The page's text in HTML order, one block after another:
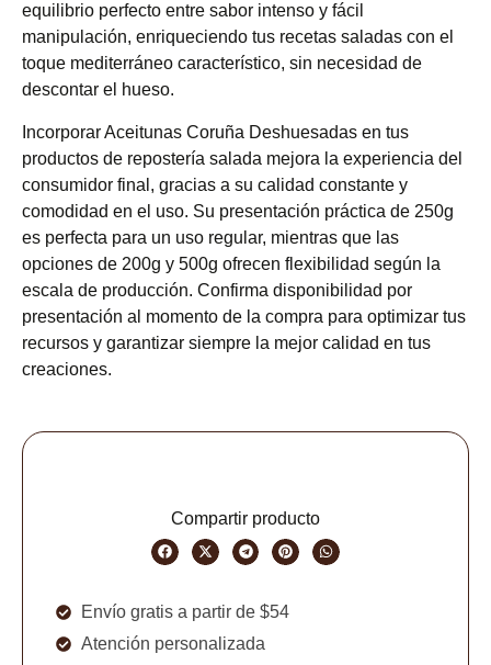
equilibrio perfecto entre sabor intenso y fácil
manipulación, enriqueciendo tus recetas saladas con el
toque mediterráneo característico, sin necesidad de
descontar el hueso.
Incorporar Aceitunas Coruña Deshuesadas en tus
productos de repostería salada mejora la experiencia del
consumidor final, gracias a su calidad constante y
comodidad en el uso. Su presentación práctica de 250g
es perfecta para un uso regular, mientras que las
opciones de 200g y 500g ofrecen flexibilidad según la
escala de producción. Confirma disponibilidad por
presentación al momento de la compra para optimizar tus
recursos y garantizar siempre la mejor calidad en tus
creaciones.
Compartir producto
Envío gratis a partir de $54
Atención personalizada